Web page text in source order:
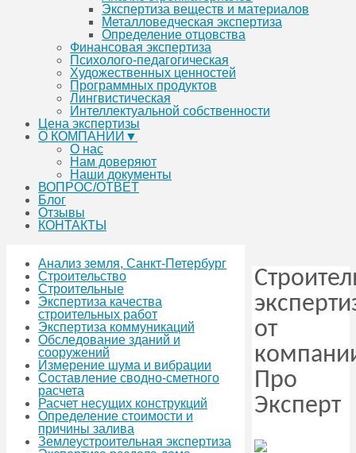
Экспертиза веществ и материалов
Металловедческая экспертиза
Определение отцовства
Финансовая экспертиза
Психолого-педагогическая
Художественных ценностей
Программных продуктов
Лингвистическая
Интеллектуальной собственности
Цена экспертизы
О КОМПАНИИ▼
О нас
Нам доверяют
Наши документы
ВОПРОС/ОТВЕТ
Блог
Отзывы
КОНТАКТЫ
от
Про
Эксперт
Анализ земля, Санкт-Петербург
Строительство
Строительные
Экспертиза качества
строительных работ
Экспертиза коммуникаций
Обследование зданий и
сооружений
Измерение шума и вибрации
Составление сводно-сметного
расчета
Расчет несущих конструкций
Определение стоимости и
причины залива
Землеустроительная экспертиза